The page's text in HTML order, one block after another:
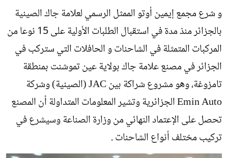
و شرع مجمع إيمين أوتو الممثل الرسمي لعلامة جاك الصينية
بالجزائر منذ مدة في استقبال الطلبات الأولية على 15 نوعا من
المركبات المتمثلة في الشاحنات و الحافلات التي ستركب في
الجزائر في مصنع علامة جاك بولاية عين تموشنت بمنطقة
تامزوغة، وهو مشروع شراكة بين JAC (الصينية) وشركة
Emin Auto الجزائرية وتشير المعلومات المتداولة أن المصنع
تحصل على الإعتماد النهائي من وزارة الصناعة وسيشرع في
تركيب مختلف أنواع الشاحنات .